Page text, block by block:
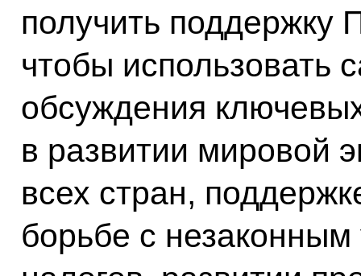
получить поддержку
чтобы использовать
обсуждения
в развитии мировой
всех стран,
борьбе с